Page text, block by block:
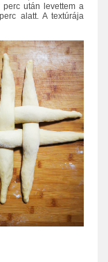
után levettem a
alatt. A textúrája